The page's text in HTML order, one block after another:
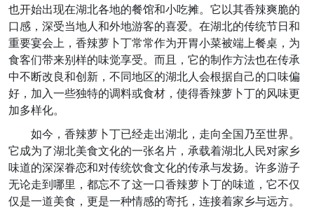
也开始出现在湖北各地的餐馆和小吃摊。它以其香辣爽脆的
口感，深受当地人和外地游客的喜爱。在湖北的传统节日和
重要宴会上，香辣萝卜丁常常作为开胃小菜被端上餐桌，为
食客们带来别样的味觉享受。而且，它的制作方法也在传承
中不断改良和创新，不同地区的湖北人会根据自己的口味偏
好，加入一些独特的调料或食材，使得香辣萝卜丁的风味更
加多样化。
如今，香辣萝卜丁已经走出湖北，走向全国乃至世界。
它成为了湖北美食文化的一张名片，承载着湖北人民对家乡
味道的深深眷恋和对传统饮食文化的传承与发扬。许多游子
无论走到哪里，都忘不了这一口香辣萝卜丁的味道，它不仅
仅是一道美食，更是一种情感的寄托，连接着家乡与远方。